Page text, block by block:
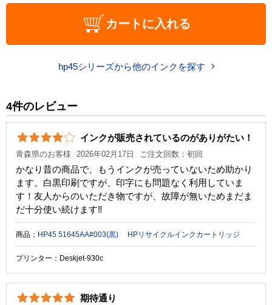
Photosmart-1215
Picty-4000
Picty-820G
Picty-820W
Picty-860
Picty-900
Picty-920
Picty-920S
HP45 51645AA#003 [黒]
3,360 円
カラー ブラック
顔料・染料 染料
ICチップ あり
製品タイプ リサイクルインク
カートに入れる
hp45シリーズから他のインクを探す
4件のレビュー
インクが販売されているのがありがたい！
青森県のお客様 2026年02月17日 ご注文回数：初回
かなり昔の商品で、もうインクが売っていないため助かり
ます。白黒印刷ですが、印字にも問題なく利用していま
す！友人からのいただき物ですが、故障が無いためまだま
だ十分使い続けます‼︎
商品： HP45 51645AA#003(黒) HPリサイクルインクカートリッジ
プリンター：Deskjet-930c
期待通り